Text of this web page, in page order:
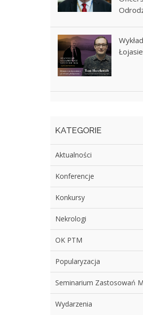
KATEGORIE
Aktualności
Konferencje
Konkursy
Nekrologi
OK PTM
Popularyzacja
Seminarium Zastosowań
Wydarzenia